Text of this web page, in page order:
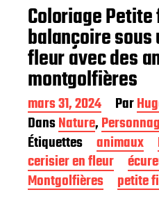
Coloriage
balançoire
fleur avec des
montgolfières
D
a
t
e
d
e
p
mars 31, 2024 Par
DansNature,
Étiquettes
animaux
cerisier en fleur
Montgolfières
petite